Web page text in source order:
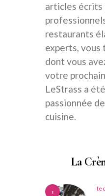
articles écrits
restaurants
experts,
dont vous
votre
LeStrass a
passionnée
cuisine.
La
1